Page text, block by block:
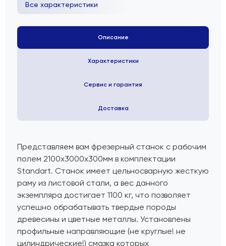
Все характеристики
Описание
Характеристики
Сервис и гарантия
Доставка
Представляем вам фрезерный станок с рабочим
полем 2100х3000х300мм в комплектации
Standart. Станок имеет цельносварную жесткую
раму из листовой стали, а вес данного
экземпляра достигает 1100 кг, что позволяет
успешно обрабатывать твердые породы
древесины и цветные металлы. Установлены
профильные направляющие (не круглые! не
цилиндрические!) смазка которых